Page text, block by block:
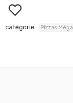
catégorie Pizzas Méga